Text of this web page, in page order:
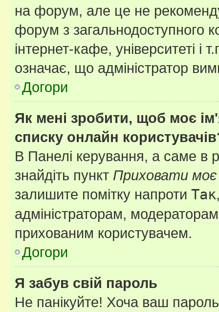
на форум, але це не
форум з загальнодоступного
інтернет-кафе, університеті і
означає, що адміністратор
Догори
Як мені зробити, щоб моє
списку онлайн
В Панелі керування, а саме в
знайдіть пункт Приховати моє
залишите помітку напроти Так
адміністраторам,
прихованим користувачем.
Догори
Я забув свій пароль
Не панікуйте! Хоча ваш